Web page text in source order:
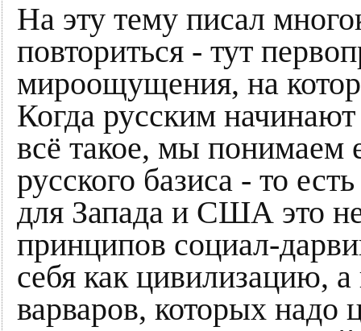
На эту тему писал
повториться - тут
мироощущения, на
Когда русским
всё такое, мы понимаем
русского базиса - то
для Запада и США это
принципов социал-
себя как цивилизацию,
варваров, которых надо